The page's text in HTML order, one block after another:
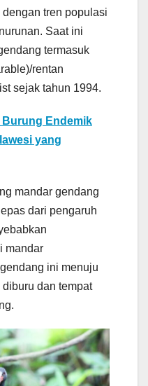
tren populasi
Saat ini
termasuk
rentan
sejak tahun 1994.
Burung Endemik
yang
mandar gendang
dari pengaruh
mandar
ini menuju
dan tempat